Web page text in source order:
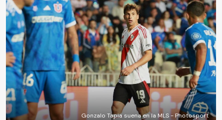
Gonzalo Tapia suena en la MLS - Photosport